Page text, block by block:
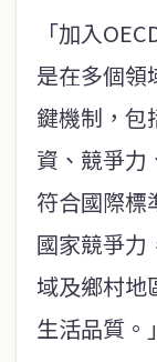
「加入
是在多個領
鍵機制，包
資、競爭力
符合國際標
國家競爭力
域及鄉村地
生活品質。